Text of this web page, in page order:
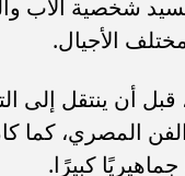
شخصية الأب
الأجيال.
أن ينتقل إلى
المصري، كما
كبيرًا.